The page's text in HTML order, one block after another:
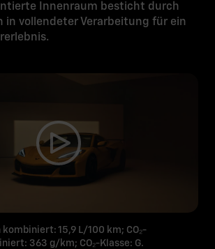
Innenraum besticht durch
in vollendeter Verarbeitung für ein
15,9 L/100 km; CO₂-
363 g/km; CO₂-Klasse: G.